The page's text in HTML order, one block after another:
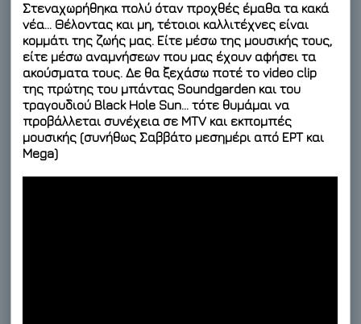
Στεναχωρήθηκα πολύ όταν προχθές έμαθα τα κακά
νέα… Θέλοντας και μη, τέτοιοι καλλιτέχνες είναι
κομμάτι της ζωής μας. Είτε μέσω της μουσικής τους,
είτε μέσω αναμνήσεων που μας έχουν αφήσει τα
ακούσματα τους. Δε θα ξεχάσω ποτέ το video clip
της πρώτης του μπάντας Soundgarden και του
τραγουδιού Black Hole Sun… τότε θυμάμαι να
προβάλλεται συνέχεια σε MTV και εκπομπές
μουσικής (συνήθως Σαββάτο μεσημέρι από ΕΡΤ και
Mega)